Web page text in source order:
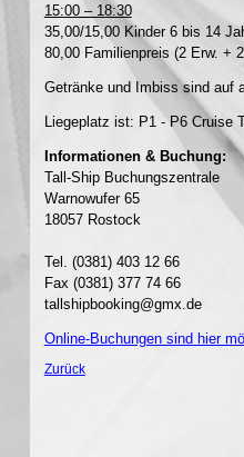
15:00 – 18:30
35,00/15,00 Kinder 6 bis 14
80,00 Familienpreis (2 Erw. +
Getränke und Imbiss sind auf
Liegeplatz ist: P1 - P6 Cruise
Informationen & Buchung:
Tall-Ship Buchungszentrale
Warnowufer 65
18057 Rostock
Tel. (0381) 403 12 66
Fax (0381) 377 74 66
tallshipbooking@gmx.de
Online-Buchungen sind hier
Zurück